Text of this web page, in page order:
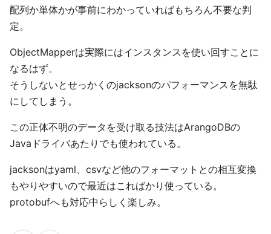
配列か単体かが事前にわかっていればもちろん不要な判
定。
ObjectMapperは実際にはインスタンスを使い回すことに
なるはず。
そうしないとせっかくのjacksonのパフォーマンスを無駄
にしてしまう。
この正体不明のデータを受け取る技法はArangoDBの
Javaドライバあたりでも使われている。
jacksonはyaml、csvなど他のフォーマットとの相互変換
もやりやすいので最近はこればかり使っている。
protobufへも対応中らしく楽しみ。